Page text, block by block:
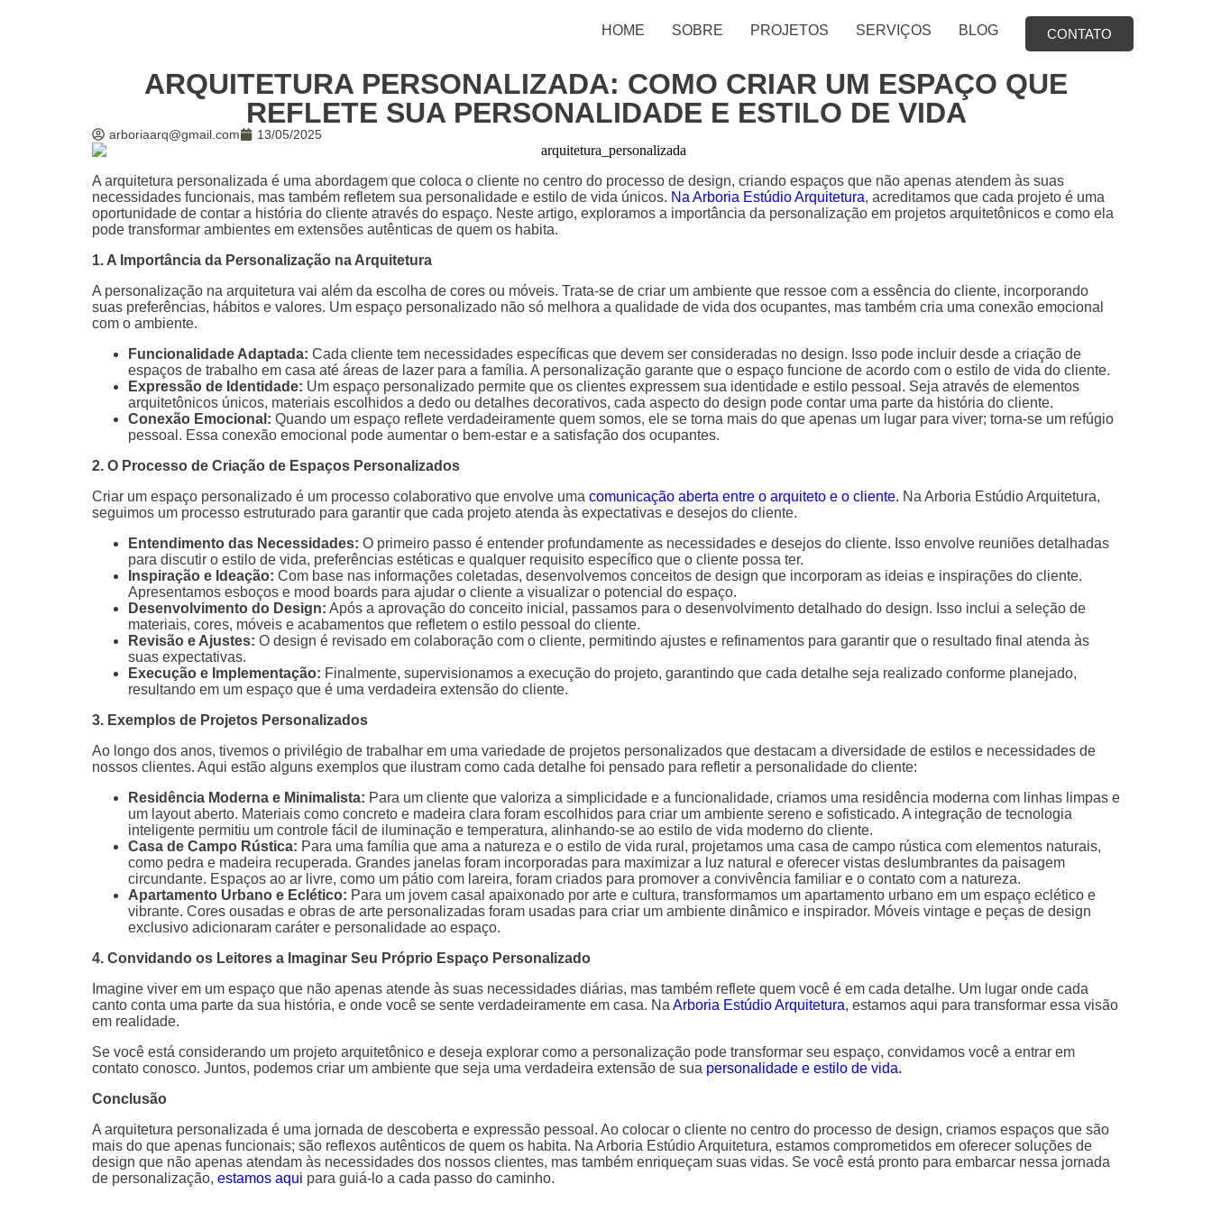
HOME SOBRE PROJETOS SERVIÇOS BLOG CONTATO
ARQUITETURA PERSONALIZADA: COMO CRIAR UM ESPAÇO QUE
REFLETE SUA PERSONALIDADE E ESTILO DE VIDA
arboriaarq@gmail.com 13/05/2025
A arquitetura personalizada é uma abordagem que coloca o cliente no centro do processo de design, criando espaços que não apenas atendem às suas
necessidades funcionais, mas também refletem sua personalidade e estilo de vida únicos. Na Arboria Estúdio Arquitetura, acreditamos que cada projeto é uma
oportunidade de contar a história do cliente através do espaço. Neste artigo, exploramos a importância da personalização em projetos arquitetônicos e como ela
pode transformar ambientes em extensões autênticas de quem os habita.
1. A Importância da Personalização na Arquitetura
A personalização na arquitetura vai além da escolha de cores ou móveis. Trata-se de criar um ambiente que ressoe com a essência do cliente, incorporando
suas preferências, hábitos e valores. Um espaço personalizado não só melhora a qualidade de vida dos ocupantes, mas também cria uma conexão emocional
com o ambiente.
Funcionalidade Adaptada: Cada cliente tem necessidades específicas que devem ser consideradas no design. Isso pode incluir desde a criação de
espaços de trabalho em casa até áreas de lazer para a família. A personalização garante que o espaço funcione de acordo com o estilo de vida do cliente.
Expressão de Identidade: Um espaço personalizado permite que os clientes expressem sua identidade e estilo pessoal. Seja através de elementos
arquitetônicos únicos, materiais escolhidos a dedo ou detalhes decorativos, cada aspecto do design pode contar uma parte da história do cliente.
Conexão Emocional: Quando um espaço reflete verdadeiramente quem somos, ele se torna mais do que apenas um lugar para viver; torna-se um refúgio
pessoal. Essa conexão emocional pode aumentar o bem-estar e a satisfação dos ocupantes.
2. O Processo de Criação de Espaços Personalizados
Criar um espaço personalizado é um processo colaborativo que envolve uma comunicação aberta entre o arquiteto e o cliente. Na Arboria Estúdio Arquitetura,
seguimos um processo estruturado para garantir que cada projeto atenda às expectativas e desejos do cliente.
Entendimento das Necessidades: O primeiro passo é entender profundamente as necessidades e desejos do cliente. Isso envolve reuniões detalhadas
para discutir o estilo de vida, preferências estéticas e qualquer requisito específico que o cliente possa ter.
Inspiração e Ideação: Com base nas informações coletadas, desenvolvemos conceitos de design que incorporam as ideias e inspirações do cliente.
Apresentamos esboços e mood boards para ajudar o cliente a visualizar o potencial do espaço.
Desenvolvimento do Design: Após a aprovação do conceito inicial, passamos para o desenvolvimento detalhado do design. Isso inclui a seleção de
materiais, cores, móveis e acabamentos que refletem o estilo pessoal do cliente.
Revisão e Ajustes: O design é revisado em colaboração com o cliente, permitindo ajustes e refinamentos para garantir que o resultado final atenda às
suas expectativas.
Execução e Implementação: Finalmente, supervisionamos a execução do projeto, garantindo que cada detalhe seja realizado conforme planejado,
resultando em um espaço que é uma verdadeira extensão do cliente.
3. Exemplos de Projetos Personalizados
Ao longo dos anos, tivemos o privilégio de trabalhar em uma variedade de projetos personalizados que destacam a diversidade de estilos e necessidades de
nossos clientes. Aqui estão alguns exemplos que ilustram como cada detalhe foi pensado para refletir a personalidade do cliente:
Residência Moderna e Minimalista: Para um cliente que valoriza a simplicidade e a funcionalidade, criamos uma residência moderna com linhas limpas e
um layout aberto. Materiais como concreto e madeira clara foram escolhidos para criar um ambiente sereno e sofisticado. A integração de tecnologia
inteligente permitiu um controle fácil de iluminação e temperatura, alinhando-se ao estilo de vida moderno do cliente.
Casa de Campo Rústica: Para uma família que ama a natureza e o estilo de vida rural, projetamos uma casa de campo rústica com elementos naturais,
como pedra e madeira recuperada. Grandes janelas foram incorporadas para maximizar a luz natural e oferecer vistas deslumbrantes da paisagem
circundante. Espaços ao ar livre, como um pátio com lareira, foram criados para promover a convivência familiar e o contato com a natureza.
Apartamento Urbano e Eclético: Para um jovem casal apaixonado por arte e cultura, transformamos um apartamento urbano em um espaço eclético e
vibrante. Cores ousadas e obras de arte personalizadas foram usadas para criar um ambiente dinâmico e inspirador. Móveis vintage e peças de design
exclusivo adicionaram caráter e personalidade ao espaço.
4. Convidando os Leitores a Imaginar Seu Próprio Espaço Personalizado
Imagine viver em um espaço que não apenas atende às suas necessidades diárias, mas também reflete quem você é em cada detalhe. Um lugar onde cada
canto conta uma parte da sua história, e onde você se sente verdadeiramente em casa. Na Arboria Estúdio Arquitetura, estamos aqui para transformar essa visão
em realidade.
Se você está considerando um projeto arquitetônico e deseja explorar como a personalização pode transformar seu espaço, convidamos você a entrar em
contato conosco. Juntos, podemos criar um ambiente que seja uma verdadeira extensão de sua personalidade e estilo de vida.
Conclusão
A arquitetura personalizada é uma jornada de descoberta e expressão pessoal. Ao colocar o cliente no centro do processo de design, criamos espaços que são
mais do que apenas funcionais; são reflexos autênticos de quem os habita. Na Arboria Estúdio Arquitetura, estamos comprometidos em oferecer soluções de
design que não apenas atendam às necessidades dos nossos clientes, mas também enriqueçam suas vidas. Se você está pronto para embarcar nessa jornada
de personalização, estamos aqui para guiá-lo a cada passo do caminho.